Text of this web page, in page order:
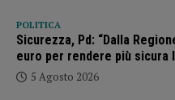
POLITICA
Sicurezza, Pd: “Dalla
euro per rendere più sicura
5 Agosto 2026